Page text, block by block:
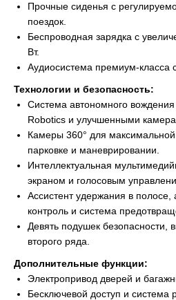
Прочные сиденья с
поездок.
Беспроводная зарядка с
Вт.
Аудиосистема премиум-класса
Технологии и безопасность:
Система автономного
Robotics и улучшенными
Камеры 360° для максимальной
парковке и маневрировании.
Интеллектуальная
экраном и голосовым
Ассистент удержания в полосе,
контроль и система
Девять подушек безопасности,
второго ряда.
Дополнительные функции:
Электропривод дверей и
Бесключевой доступ и система